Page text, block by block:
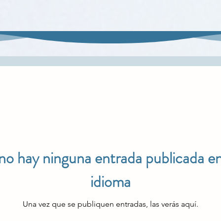
hay ninguna entrada publicada
idioma
Una vez que se publiquen entradas, las verás aquí.